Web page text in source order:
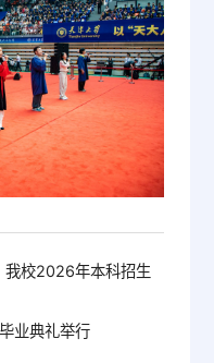
我校2026年本科招生
业典礼举行